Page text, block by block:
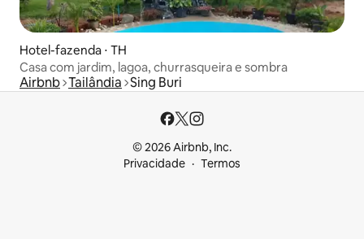
Hotel-fazenda ⋅ TH
Casa com jardim, lagoa, churrasqueira e sombra
Airbnb Tailândia Sing Buri
© 2026 Airbnb, Inc.
Privacidade
Termos